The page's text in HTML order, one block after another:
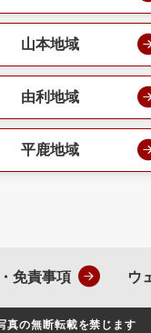
山本地域
由利地域
平鹿地域
免責事項 ウ
真の無断転載を禁じます